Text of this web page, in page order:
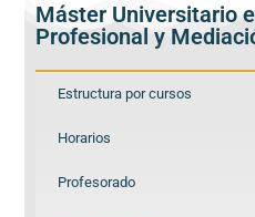
Máster Universitario
Profesional y
Estructura por cursos
Horarios
Profesorado